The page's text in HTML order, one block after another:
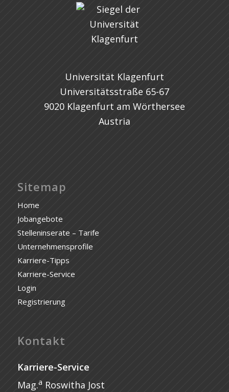
Universität Klagenfurt
Universitätsstraße 65-67
9020 Klagenfurt am Wörthersee
Austria
Sitemap
Home
Jobangebote
Stelleninserate – Tarife
Unternehmensprofile
Karriere-Tipps
Karriere-Service
Login
Registrierung
Kontakt
Karriere-Service
Mag.a Roswitha Jost